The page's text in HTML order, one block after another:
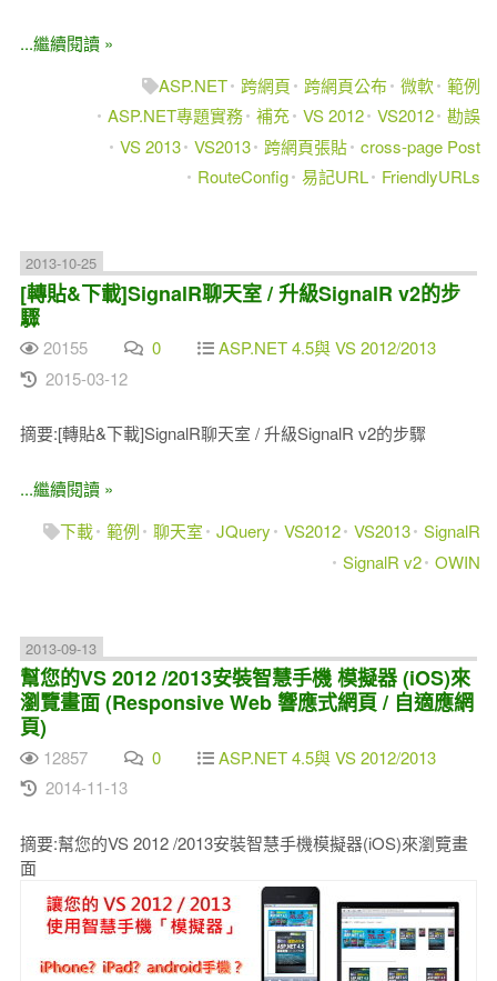
...繼續閱讀 »
ASP.NET
跨網頁 跨網頁公布 微軟 範例
ASP.NET專題實務 補充 VS 2012 VS2012 勘誤
VS 2013 VS2013 跨網頁張貼 cross-page Post
RouteConfig 易記URL FriendlyURLs
2013-10-25
[轉貼&下載]SignalR聊天室 / 升級SignalR v2的步
驟
20155 0
ASP.NET 4.5與 VS 2012/2013
2015-03-12
摘要:[轉貼&下載]SignalR聊天室 / 升級SignalR v2的步驟
...繼續閱讀 »
下載 範例 聊天室 JQuery VS2012 VS2013 SignalR
SignalR v2 OWIN
2013-09-13
幫您的VS 2012 /2013安裝智慧手機 模擬器 (iOS)來
瀏覽畫面 (Responsive Web 響應式網頁 / 自適應網
頁)
12857 0
ASP.NET 4.5與 VS 2012/2013
2014-11-13
摘要:幫您的VS 2012 /2013安裝智慧手機模擬器(iOS)來瀏覽畫
面